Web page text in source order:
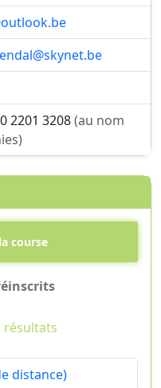
2201 3208(au nom
course
résultats
distance)